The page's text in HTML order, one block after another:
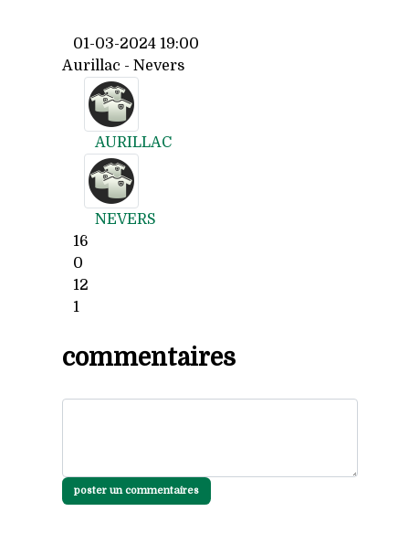
01-03-2024 19:00
Aurillac - Nevers
AURILLAC
NEVERS
16
0
12
1
commentaires
poster un commentaires